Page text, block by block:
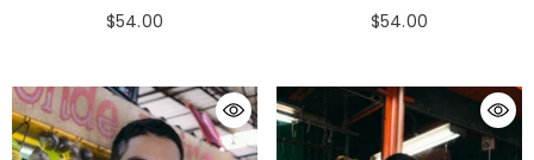
$54.00 $54.00